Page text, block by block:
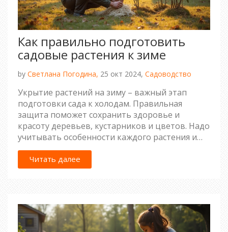
Как правильно подготовить
садовые растения к зиме
by Светлана Погодина, 25 окт 2024, Садоводство
Укрытие растений на зиму – важный этап
подготовки сада к холодам. Правильная
защита поможет сохранить здоровье и
красоту деревьев, кустарников и цветов. Надо
учитывать особенности каждого растения и
выбирать подходящий способ укрытия. В
статье предложены советы и практические
рекомендации для садоводов. Это поможет
Читать далее